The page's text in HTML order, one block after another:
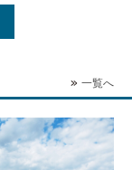
一覧へ